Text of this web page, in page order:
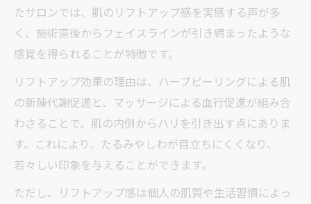
たサロンでは、肌のリフトアップ感を実感する声が多
く、施術直後からフェイスラインが引き締まったような
感覚を得られることが特徴です。
リフトアップ効果の理由は、ハーブピーリングによる肌
の新陳代謝促進と、マッサージによる血行促進が組み合
わさることで、肌の内側からハリを引き出す点にありま
す。これにより、たるみやしわが目立ちにくくなり、
若々しい印象を与えることができます。
ただし、リフトアップ感は個人の肌質や生活習慣によっ